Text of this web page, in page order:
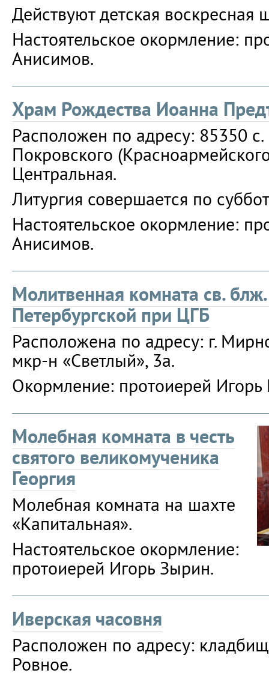
Действуют детская воскресная
Настоятельское окормление:
Анисимов.
Храм Рождества Иоанна
Расположен по адресу: 85350
Покровского
Центральная.
Литургия совершается по
Настоятельское окормление:
Анисимов.
Молитвенная комната св.
Петербургской при ЦГБ
Расположена по адресу: г.
мкр-н «Светлый», 3а.
Окормление: протоиерей Игорь
Молебная комната в честь
святого великомученика
Георгия
Молебная комната на шахте
«Капитальная».
Настоятельское окормление:
протоиерей Игорь Зырин.
Иверская часовня
Расположен по адресу:
Ровное.